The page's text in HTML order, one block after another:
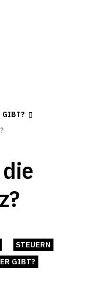
GIBT?
STEUERN
GIBT?